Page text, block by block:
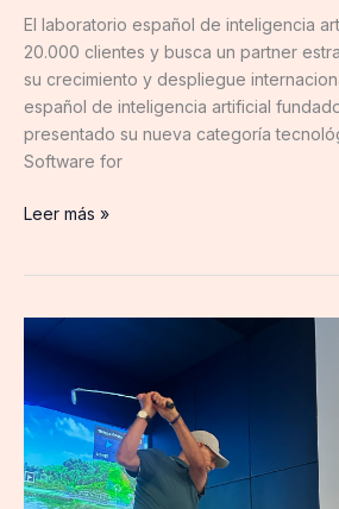
El laboratorio español de inteligencia
20.000 clientes y busca un partner
su crecimiento y despliegue
español de inteligencia artificial
presentado su nueva categoría
Software for
Leer más »
de
golf
más
real
de